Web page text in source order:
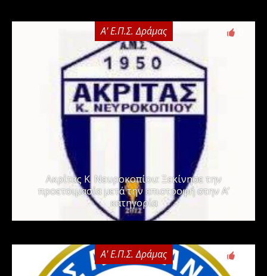
Α' Ε.Π.Σ. Δράμας
Ακρίτας Κ. Νευροκοπίου: Ξεκίνησε την
προετοιμασία μετά την επιστροφή στην Α’
κατηγορία
Α' Ε.Π.Σ. Δράμας